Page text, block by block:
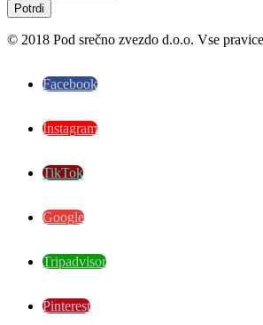
Potrdi
© 2018 Pod srečno zvezdo d.o.o. Vse
Facebook
Instagram
TikTok
Google
Tripadvisor
Pinterest